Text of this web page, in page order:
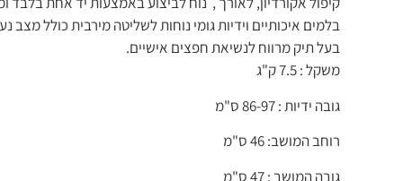
בלמים איכותיים וידיות גומי נוחות לשליטה מירבית כולל
בעל תיק מרווח לנשיאת חפצים אישיים.
משקל : 7.5 ק"ג
גובה ידיות : 86-97 ס"מ
רוחב המושב: 46 ס"מ
גובה המושב : 47 ס"מ